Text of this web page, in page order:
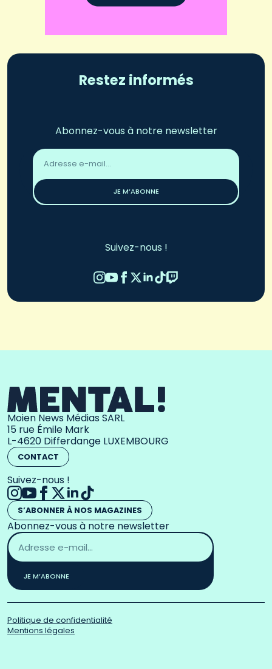
Restez informés
Abonnez-vous à notre newsletter
Adresse
email
JE M’ABONNE
Suivez-nous !
Moien News Médias SARL
15 rue Émile Mark
L-4620 Differdange LUXEMBOURG
CONTACT
Suivez-nous !
S’ABONNER À NOS MAGAZINES
Abonnez-vous à notre newsletter
Adresse
email
*
JE M’ABONNE
Politique de confidentialité
Mentions légales